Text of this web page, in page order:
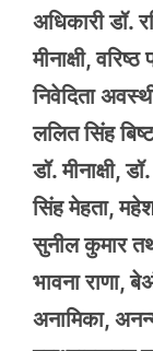
अधिकारी डॉ.
मीनाक्षी,
निवेदिता
ललित सिंह
डॉ. मीनाक्षी,
सिंह मेहता,
सुनील कुमार
भावना राणा,
अनामिका,